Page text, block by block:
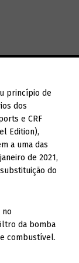
princípio de
dos
e CRF
Edition),
a uma das
de 2021,
do
no
da bomba
combustível.